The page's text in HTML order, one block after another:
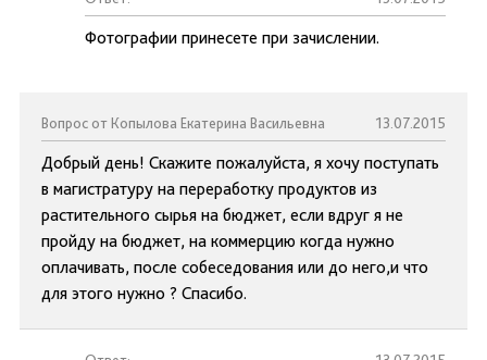
Фотографии принесете при зачислении.
Вопрос от Копылова Екатерина Васильевна 13.07.2015
Добрый день! Скажите пожалуйста, я хочу поступать
в магистратуру на переработку продуктов из
растительного сырья на бюджет, если вдруг я не
пройду на бюджет, на коммерцию когда нужно
оплачивать, после собеседования или до него,и что
для этого нужно ? Спасибо.